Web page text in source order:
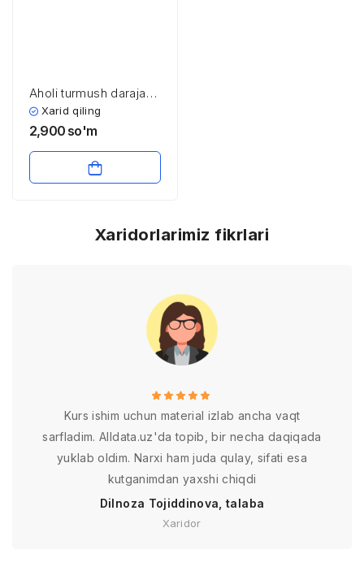
Aholi turmush darajasi
va uning asosiy
indikatorlari
Xarid qiling
2,900 so'm
Xaridorlarimiz fikrlari
Kurs ishim uchun material izlab ancha vaqt
sarfladim. Alldata.uz'da topib, bir necha daqiqada
yuklab oldim. Narxi ham juda qulay, sifati esa
kutganimdan yaxshi chiqdi
Dilnoza Tojiddinova, talaba
Xaridor